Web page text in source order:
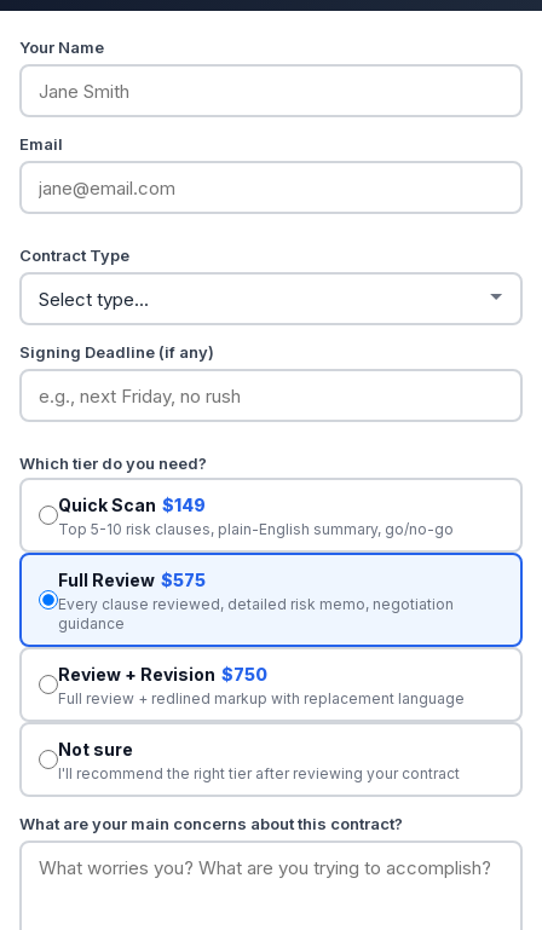
Your Name
Email
Contract Type
Signing Deadline (if any)
Which tier do you need?
Quick Scan $149
Top 5-10 risk clauses, plain-English summary, go/no-go
Full Review $575
Every clause reviewed, detailed risk memo, negotiation
guidance
Review + Revision $750
Full review + redlined markup with replacement language
Not sure
I'll recommend the right tier after reviewing your contract
What are your main concerns about this contract?